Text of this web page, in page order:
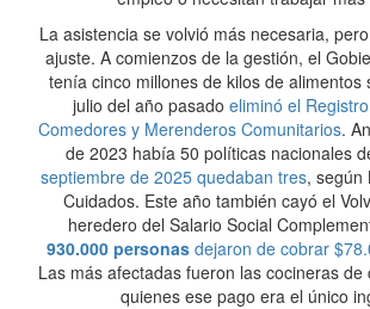
La asistencia se volvió más necesaria,
ajuste. A comienzos de la gestión, el
tenía cinco millones de kilos de alimentos
julio del año pasado eliminó el
Comedores y Merenderos Comunitarios.
de 2023 había 50 políticas nacionales
septiembre de 2025 quedaban tres, según
Cuidados. Este año también cayó el
heredero del Salario Social
930.000 personas dejaron de cobrar
Las más afectadas fueron las cocineras
quienes ese pago era el único